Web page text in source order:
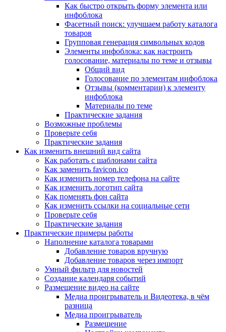
Как быстро открыть форму элемента или
инфоблока
Фасетный поиск: улучшаем работу каталога
товаров
Групповая генерация символьных кодов
Элементы инфоблока: как настроить
голосование, материалы по теме и отзывы
Общий вид
Голосование по элементам инфоблока
Отзывы (комментарии) к элементу
инфоблока
Материалы по теме
Практические задания
Возможные проблемы
Проверьте себя
Практические задания
Как изменить внешний вид сайта
Как работать с шаблонами сайта
Как заменить favicon.ico
Как изменить номер телефона на сайте
Как изменить логотип сайта
Как поменять фон сайта
Как изменить ссылки на социальные сети
Проверьте себя
Практические задания
Практические примеры работы
Наполнение каталога товарами
Добавление товаров вручную
Добавление товаров через импорт
Умный фильтр для новостей
Создание календаря событий
Размещение видео на сайте
Медиа проигрыватель и Видеотека, в чём
разница
Медиа проигрыватель
Размещение